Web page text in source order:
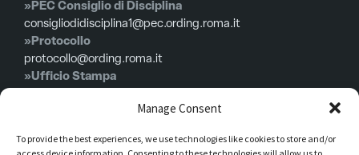
Manage Consent
To provide the best experiences, we use technologies like cookies to store and/or
»PEC Consiglio di Disciplina
consigliodidisciplina1@pec.ording.roma.it
»Protocollo
protocollo@ording.roma.it
»Ufficio Stampa
»Consiglio di disciplina
»Patrocini